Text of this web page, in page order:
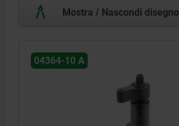
Mostra / Nascondi disegno
04364-10 A